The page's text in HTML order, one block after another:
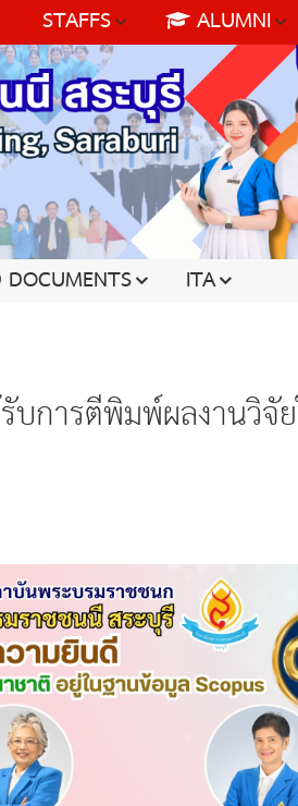
STAFFS ALUMNI
ITA
การตีพิมพ์ผลงานวิจั